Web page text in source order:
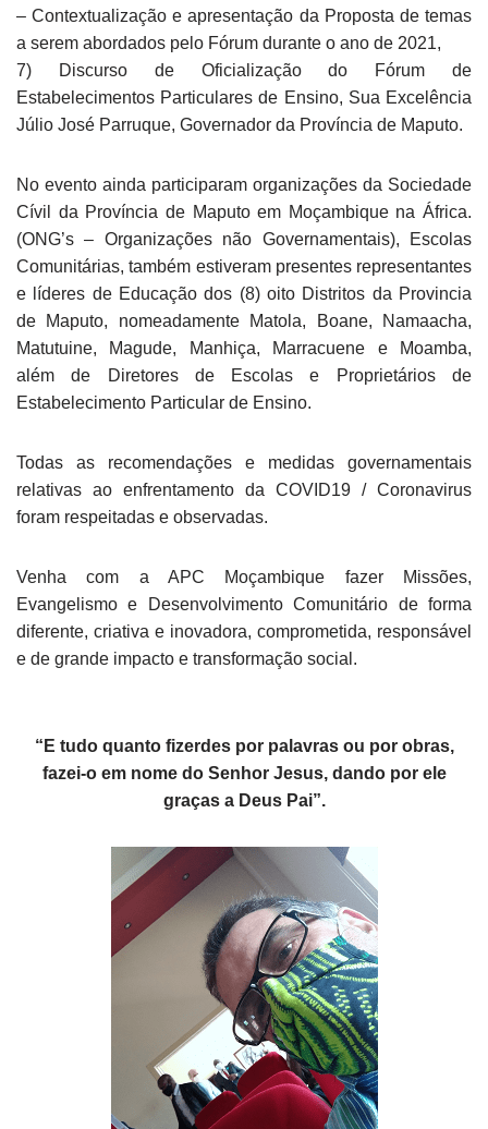
– Contextualização e apresentação da Proposta de temas
a serem abordados pelo Fórum durante o ano de 2021,
7) Discurso de Oficialização do Fórum de
Estabelecimentos Particulares de Ensino, Sua Excelência
Júlio José Parruque, Governador da Província de Maputo.
No evento ainda participaram organizações da Sociedade
Cívil da Província de Maputo em Moçambique na África.
(ONG’s – Organizações não Governamentais), Escolas
Comunitárias, também estiveram presentes representantes
e líderes de Educação dos (8) oito Distritos da Provincia
de Maputo, nomeadamente Matola, Boane, Namaacha,
Matutuine, Magude, Manhiça, Marracuene e Moamba,
além de Diretores de Escolas e Proprietários de
Estabelecimento Particular de Ensino.
Todas as recomendações e medidas governamentais
relativas ao enfrentamento da COVID19 / Coronavirus
foram respeitadas e observadas.
Venha com a APC Moçambique fazer Missões,
Evangelismo e Desenvolvimento Comunitário de forma
diferente, criativa e inovadora, comprometida, responsável
e de grande impacto e transformação social.
“E tudo quanto fizerdes por palavras ou por obras,
fazei-o em nome do Senhor Jesus, dando por ele
graças a Deus Pai”.